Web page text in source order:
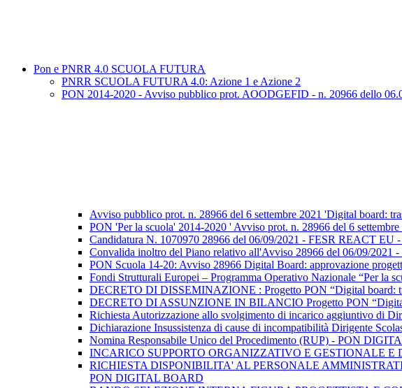
Pon e PNRR 4.0 SCUOLA FUTURA
PNRR SCUOLA FUTURA 4.0: Azione 1 e Azione 2
PON 2014-2020 - Avviso pubblico prot. AOODGEFID - n. 20966 dello
Avviso pubblico prot. n. 28966 del 6 settembre 2021 'Digital board:
PON 'Per la scuola' 2014-2020 ' Avviso prot. n. 28966 del 6
Candidatura N. 1070970 28966 del 06/09/2021 - FESR REACT EU
Convalida inoltro del Piano relativo all'Avviso 28966 del 06/09/2021
PON Scuola 14-20: Avviso 28966 Digital Board: approvazione
Fondi Strutturali Europei – Programma Operativo Nazionale “Per
DECRETO DI DISSEMINAZIONE : Progetto PON “Digital board:
DECRETO DI ASSUNZIONE IN BILANCIO Progetto PON “Digital
Richiesta Autorizzazione allo svolgimento di incarico aggiuntivo di
Dichiarazione Insussistenza di cause di incompatibilità Dirigente
Nomina Responsabile Unico del Procedimento (RUP) - PON
INCARICO SUPPORTO ORGANIZZATIVO E GESTIONALE
RICHIESTA DISPONIBILITA' AL PERSONALE
PON DIGITAL BOARD